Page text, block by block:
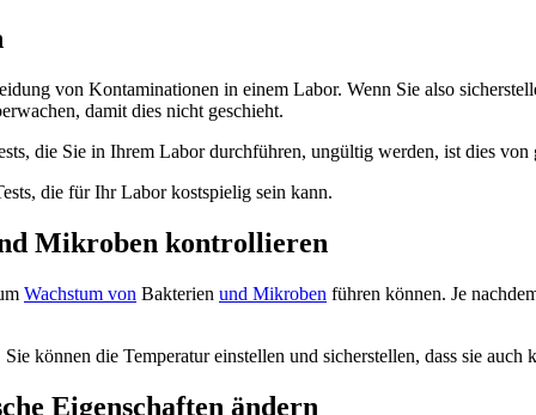
von Kontaminationen in einem Labor. Wenn Sie also
damit dies nicht geschieht.
die Sie in Ihrem Labor durchführen, ungültig werden, ist dies von
die für Ihr Labor kostspielig sein kann.
Mikroben kontrollieren
Wachstum von Bakterien und Mikroben führen können. Je
können die Temperatur einstellen und sicherstellen, dass sie auch
Eigenschaften ändern